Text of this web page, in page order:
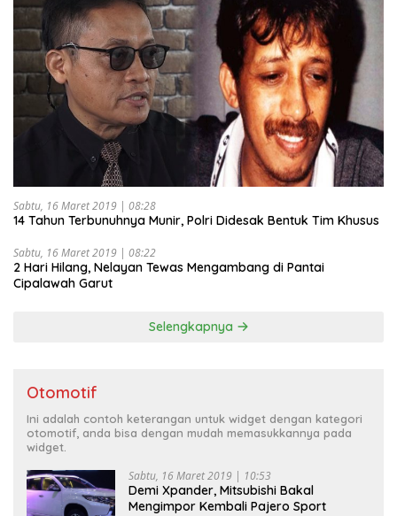
Sabtu, 16 Maret 2019 | 08:28
14 Tahun Terbunuhnya Munir, Polri Didesak Bentuk Tim Khusus
Sabtu, 16 Maret 2019 | 08:22
2 Hari Hilang, Nelayan Tewas Mengambang di Pantai
Cipalawah Garut
Selengkapnya
Otomotif
Ini adalah contoh keterangan untuk widget dengan kategori
otomotif, anda bisa dengan mudah memasukkannya pada
widget.
Sabtu, 16 Maret 2019 | 10:53
Demi Xpander, Mitsubishi Bakal
Mengimpor Kembali Pajero Sport